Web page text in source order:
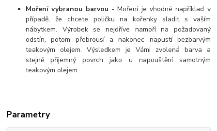
Moření vybranou barvou - Moření je vhodné například v
případě, že chcete poličku na kořenky sladit s vaším
nábytkem. Výrobek se nejdříve namoří na požadovaný
odstín, potom přebrousí a nakonec napustí bezbarvým
teakovým olejem. Výsledkem je Vámi zvolená barva a
stejně příjemný povrch jako u napouštění samotným
teakovým olejem.
Parametry